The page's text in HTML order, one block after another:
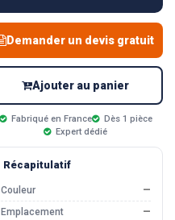
Demander un devis gratuit
Ajouter au panier
Fabriqué en France
Dès 1 pièce
Expert dédié
Récapitulatif
Couleur
—
Emplacement
—